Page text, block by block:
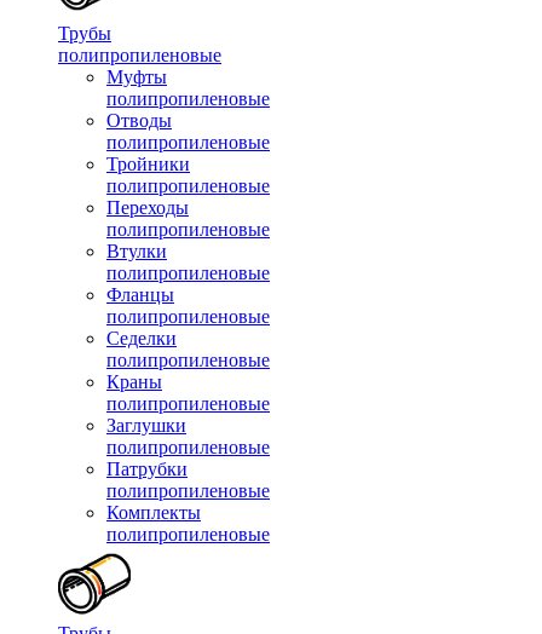
Трубы
полипропиленовые
Муфты
полипропиленовые
Отводы
полипропиленовые
Тройники
полипропиленовые
Переходы
полипропиленовые
Втулки
полипропиленовые
Фланцы
полипропиленовые
Седелки
полипропиленовые
Краны
полипропиленовые
Заглушки
полипропиленовые
Патрубки
полипропиленовые
Комплекты
полипропиленовые